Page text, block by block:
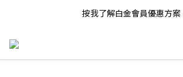
按我了解白金會員優惠方案